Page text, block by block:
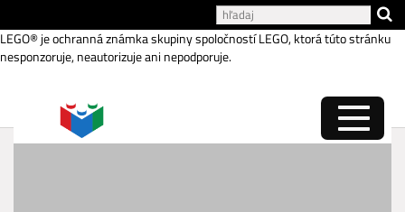
LEGO® je ochranná známka skupiny spoločností LEGO, ktorá túto stránku
nesponzoruje, neautorizuje ani nepodporuje.